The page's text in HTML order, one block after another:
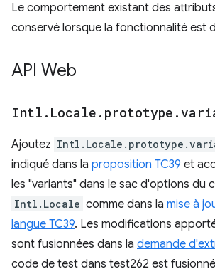
Le comportement existant des
conservé lorsque la fonctionnalité est
API Web
Intl . Locale . prototype .
Ajoutez
indiqué dans la proposition TC39 et
les "variants" dans le sac d'options du
Intl.Locale comme dans la mise à
langue TC39. Les modifications
sont fusionnées dans la demande
code de test dans test262 est